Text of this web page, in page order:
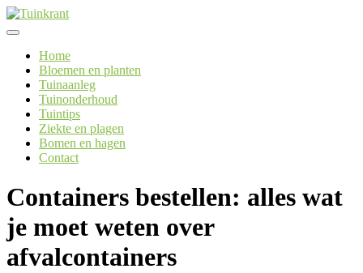
Skip
to
Home
Bloemen en planten
Tuinaanleg
Tuinonderhoud
Tuintips
Ziekte en plagen
Bomen en hagen
Contact
Containers bestellen: alles wat
je moet weten over
afvalcontainers